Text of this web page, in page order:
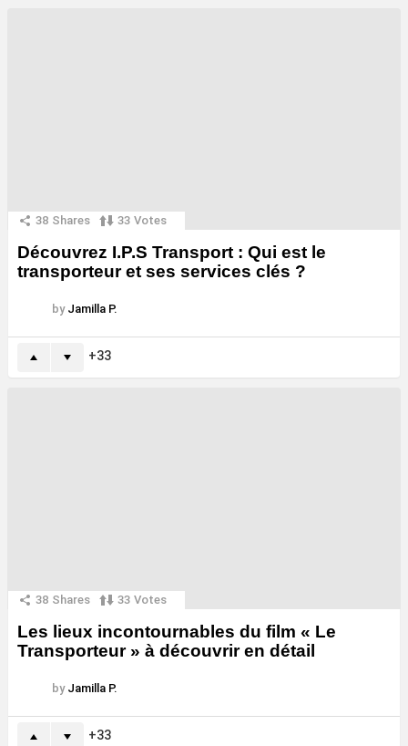
38 Shares 33 Votes
Découvrez I.P.S Transport : Qui est le
transporteur et ses services clés ?
by Jamilla P.
33
38 Shares 33 Votes
Les lieux incontournables du film « Le
Transporteur » à découvrir en détail
by Jamilla P.
33